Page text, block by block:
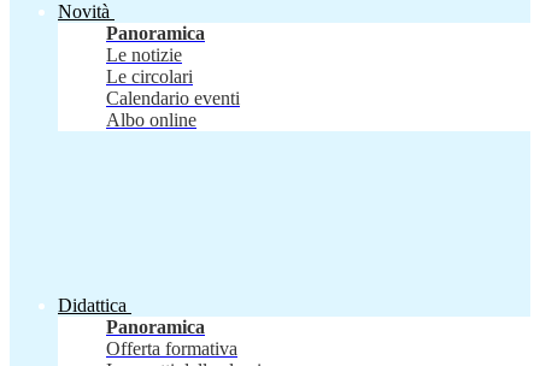
Novità
Panoramica
Le notizie
Le circolari
Calendario eventi
Albo online
Didattica
Panoramica
Offerta formativa